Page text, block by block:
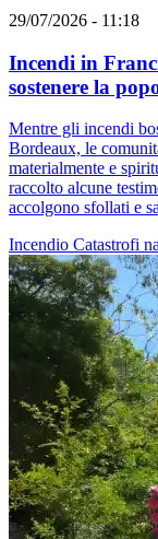
29/07/2026 - 11:18
Incendi in
sostenere la
Mentre gli incendi
Bordeaux, le
materialmente e
raccolto alcune
accolgono sfollati e
Incendio Catastrofi